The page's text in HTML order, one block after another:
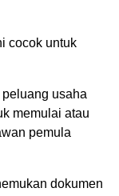
cocok untuk
usaha
memulai atau
pemula
dokumen